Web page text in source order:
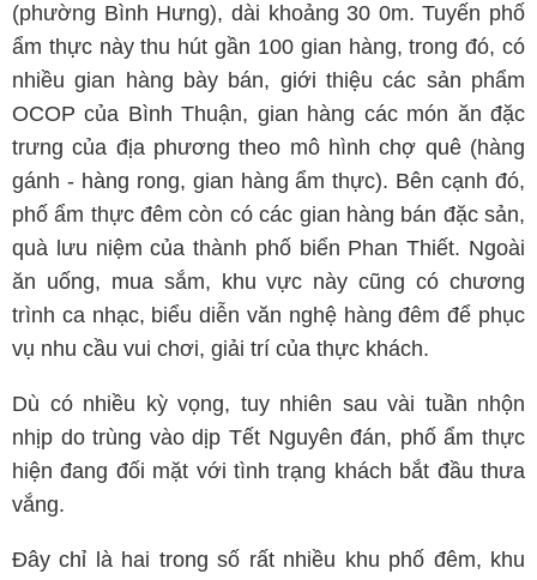
(phường Bình Hưng), dài khoảng 30 0m. Tuyến phố
ẩm thực này thu hút gần 100 gian hàng, trong đó, có
nhiều gian hàng bày bán, giới thiệu các sản phẩm
OCOP của Bình Thuận, gian hàng các món ăn đặc
trưng của địa phương theo mô hình chợ quê (hàng
gánh - hàng rong, gian hàng ẩm thực). Bên cạnh đó,
phố ẩm thực đêm còn có các gian hàng bán đặc sản,
quà lưu niệm của thành phố biển Phan Thiết. Ngoài
ăn uống, mua sắm, khu vực này cũng có chương
trình ca nhạc, biểu diễn văn nghệ hàng đêm để phục
vụ nhu cầu vui chơi, giải trí của thực khách.
Dù có nhiều kỳ vọng, tuy nhiên sau vài tuần nhộn
nhịp do trùng vào dịp Tết Nguyên đán, phố ẩm thực
hiện đang đối mặt với tình trạng khách bắt đầu thưa
vắng.
Đây chỉ là hai trong số rất nhiều khu phố đêm, khu